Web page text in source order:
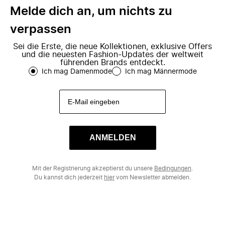
Melde dich an, um nichts zu
verpassen
Sei die Erste, die neue Kollektionen, exklusive Offers
und die neuesten Fashion-Updates der weltweit
führenden Brands entdeckt.
Ich mag Damenmode Ich mag Männermode
ANMELDEN
Mit der Registrierung akzeptierst du unsere Bedingungen
Du kannst dich jederzeit hiervom Newsletter abmelden.